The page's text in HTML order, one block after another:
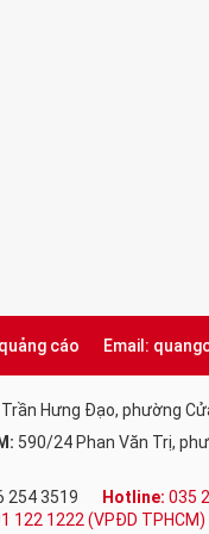
cáo Email:
Hưng Đạo, phường
590/24 Phan Văn Trị,
254 3519 Hotline: 035
122 1222 (VPĐD TPHCM)